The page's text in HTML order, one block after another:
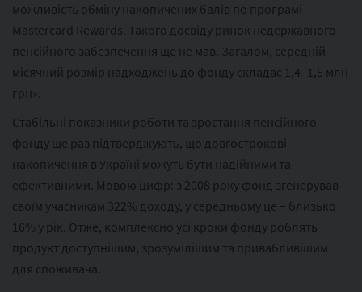
можливість обміну накопичених балів по програмі
Mastercard Rewards. Такого досвіду ринок недержавного
пенсійного забезпечення ще не мав. Загалом, середній
місячний розмір надходжень до фонду складає 1,4 -1,5 млн
грн».
Стабільні показники роботи та зростання пенсійного
фонду ще раз підтверджують, що довгострокові
накопичення в Україні можуть бути надійними та
ефективними. Мовою цифр: з 2008 року фонд згенерував
своїм учасникам 322% доходу, у середньому це – близько
16% у рік. Отже, комплексно усі кроки фонду роблять
продукт доступнішим, зрозумілішим та привабливішим
для споживача.